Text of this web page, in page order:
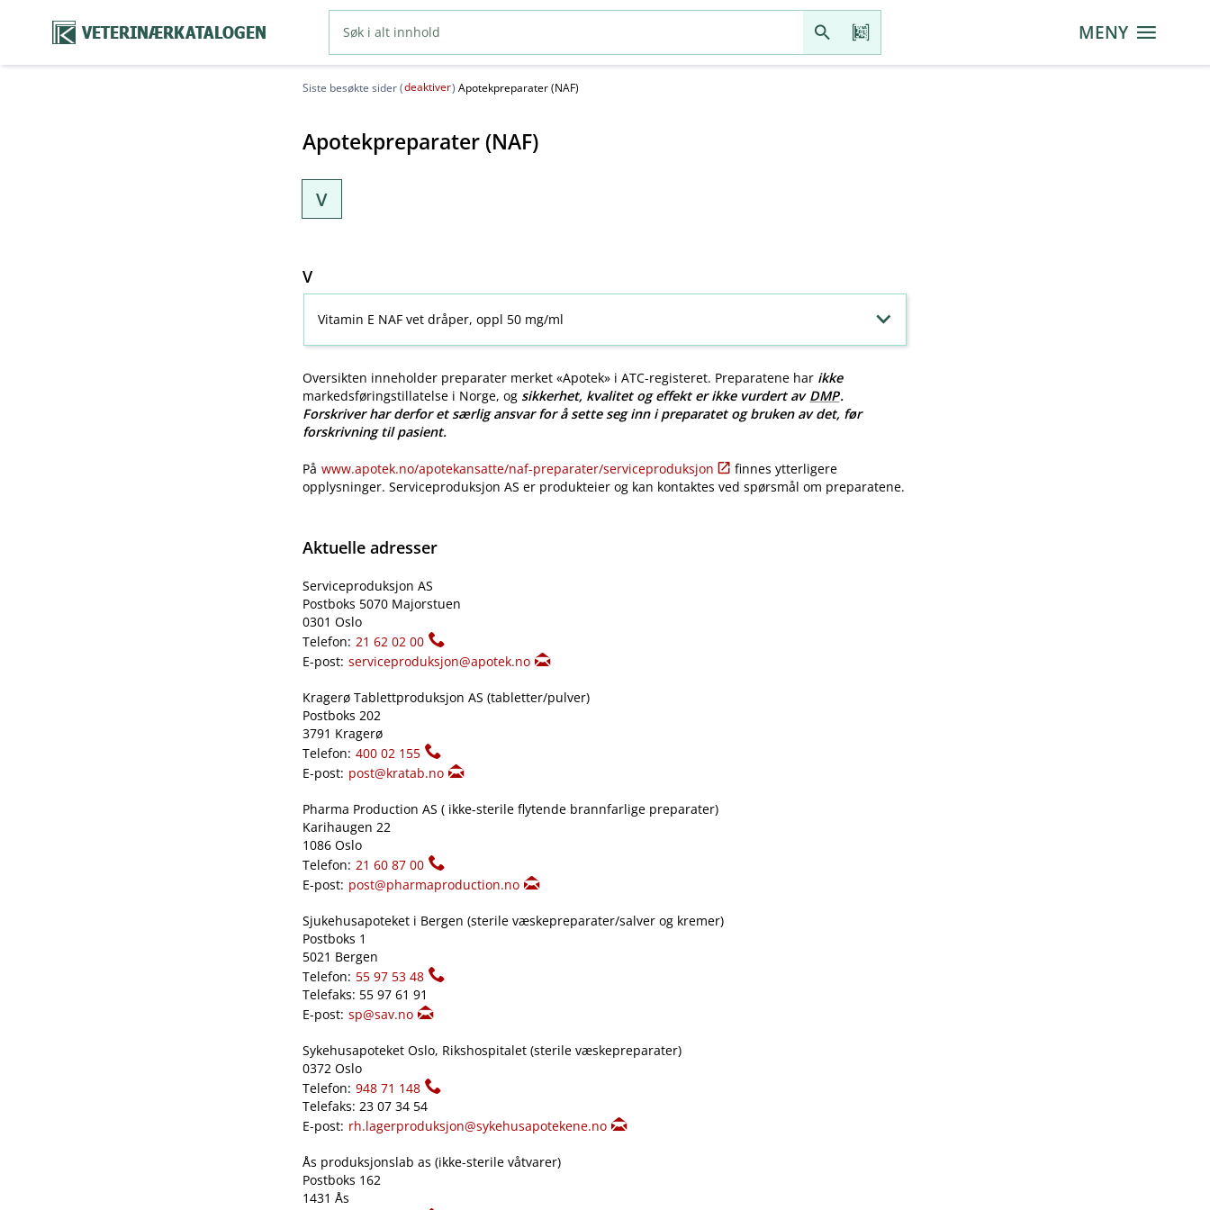
VETERINÆRKATALOGEN MENY
Siste besøkte sider (deaktiver) Apotekpreparater (NAF)
Apotekpreparater (NAF)
V
V
Vitamin E NAF vet dråper, oppl 50 mg/ml
Oversikten inneholder preparater merket «Apotek» i ATC-registeret. Preparatene har ikke
markedsføringstillatelse i Norge, ogsikkerhet, kvalitet og effekt er ikke vurdert av DMP.
Forskriver har derfor et særlig ansvar for å sette seg inn i preparatet og bruken av det, før
forskrivning til pasient.
På www.apotek.no​/​apotekansatte​/​naf-preparater​/​serviceproduksjon
finnes ytterligere
opplysninger. Serviceproduksjon AS er produkteier og kan kontaktes ved spørsmål om preparatene.
Aktuelle adresser
Serviceproduksjon AS
Postboks 5070 Majorstuen
0301 Oslo
Telefon: 21 62 02 00
E-post: serviceproduksjon@apotek.no
Kragerø Tablettproduksjon AS (tabletter​/​pulver)
Postboks 202
3791 Kragerø
Telefon: 400 02 155
E-post: post@kratab.no
Pharma Production AS ( ikke-sterile flytende brannfarlige preparater)
Karihaugen 22
1086 Oslo
Telefon: 21 60 87 00
E-post: post@pharmaproduction.no
Sjukehusapoteket i Bergen (sterile væskepreparater​/​salver og kremer)
Postboks 1
5021 Bergen
Telefon: 55 97 53 48
Telefaks: 55 97 61 91
E-post: sp@sav.no
Sykehusapoteket Oslo, Rikshospitalet (sterile væskepreparater)
0372 Oslo
Telefon: 948 71 148
Telefaks: 23 07 34 54
E-post: rh.lagerproduksjon@sykehusapotekene.no
Ås produksjonslab as (ikke-sterile våtvarer)
Postboks 162
1431 Ås